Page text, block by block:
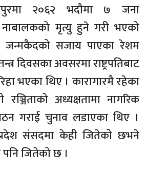
२०६२ भदौमा ७ जना
नाबालकको मृत्यु हुने गरी भएको
जन्मकैदको सजाय पाएका रेशम
दिवसका अवसरमा राष्ट्रपतिबाट
भएका थिए । कारागारमै रहेका
अध्यक्षतामा नागरिक
गराई चुनाव लडाएका थिए ।
संसदमा केही जितेको छभने
जितेको छ ।